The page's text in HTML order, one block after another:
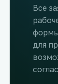
Все
для